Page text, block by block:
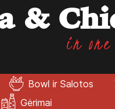
&
in
Bowl ir Salotos
Gėrimai